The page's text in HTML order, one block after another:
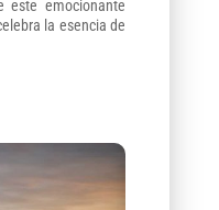
este emocionante
la esencia de